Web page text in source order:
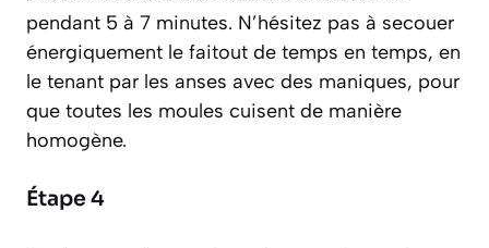
pendant 5 à 7 minutes. N’hésitez pas à secouer
énergiquement le faitout de temps en temps, en
le tenant par les anses avec des maniques, pour
que toutes les moules cuisent de manière
homogène.
Étape 4